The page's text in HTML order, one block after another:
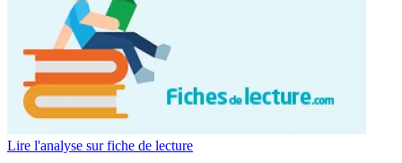
Lire l'analyse sur fiche de lecture